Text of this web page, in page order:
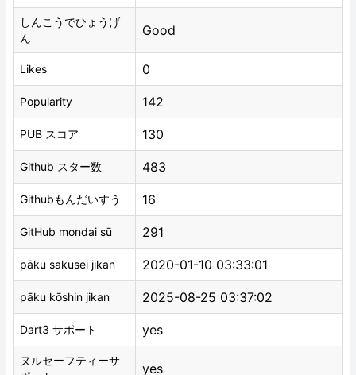
しんこうでひょうげ
ん
Good
Likes 0
Popularity 142
PUB スコア 130
Github スター数 483
Githubもんだいすう 16
GitHub mondai sū 291
pāku sakusei jikan 2020-01-10 03:33:01
pāku kōshin jikan 2025-08-25 03:37:02
Dart3 サポート yes
ヌルセーフティーサ
yes